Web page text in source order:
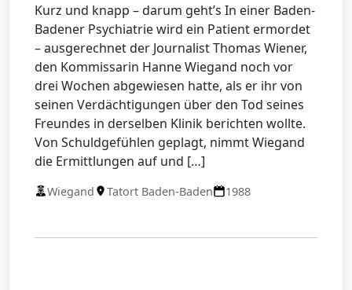
Kurz und knapp – darum geht’s In einer Baden-
Badener Psychiatrie wird ein Patient ermordet
– ausgerechnet der Journalist Thomas Wiener,
den Kommissarin Hanne Wiegand noch vor
drei Wochen abgewiesen hatte, als er ihr von
seinen Verdächtigungen über den Tod seines
Freundes in derselben Klinik berichten wollte.
Von Schuldgefühlen geplagt, nimmt Wiegand
die Ermittlungen auf und […]
Wiegand Tatort Baden-Baden 1988